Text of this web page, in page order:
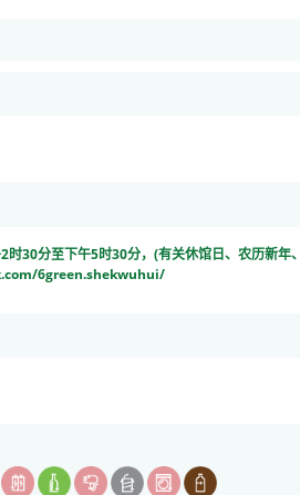
时30分至下午5时30分，(有关休馆日、农历新
6green.shekwuhui/